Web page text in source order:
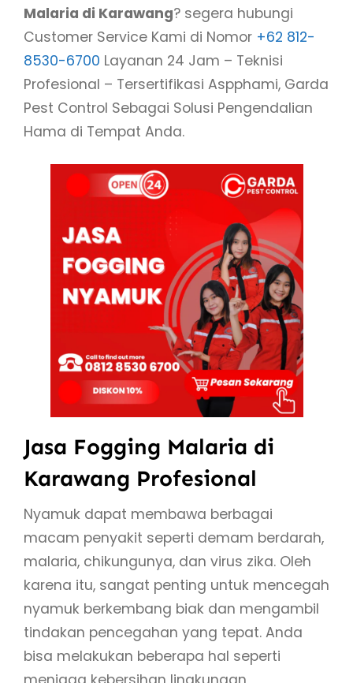
Malaria di Karawang? segera hubungi
Customer Service Kami di Nomor +62 812-
8530-6700 Layanan 24 Jam – Teknisi
Profesional – Tersertifikasi Aspphami, Garda
Pest Control Sebagai Solusi Pengendalian
Hama di Tempat Anda.
Jasa Fogging Malaria di
Karawang Profesional
Nyamuk dapat membawa berbagai
macam penyakit seperti demam berdarah,
malaria, chikungunya, dan virus zika. Oleh
karena itu, sangat penting untuk mencegah
nyamuk berkembang biak dan mengambil
tindakan pencegahan yang tepat. Anda
bisa melakukan beberapa hal seperti